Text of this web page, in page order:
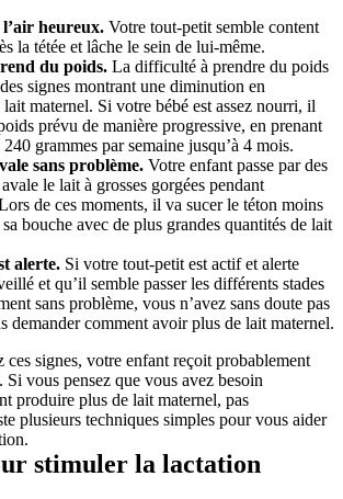
heureux. Votre tout-petit semble content
la tétée et lâche le sein de lui-même.
du poids. La difficulté à prendre du poids
signes montrant une diminution en
maternel. Si votre bébé est assez nourri, il
prévu de manière progressive, en prenant
grammes par semaine jusqu’à 4 mois.
sans problème. Votre enfant passe par des
le lait à grosses gorgées pendant
de ces moments, il va sucer le téton moins
bouche avec de plus grandes quantités de lait
alerte. Si votre tout-petit est actif et alerte
et qu’il semble passer les différents stades
sans problème, vous n’avez sans doute pas
demander comment avoir plus de lait maternel.
ces signes, votre enfant reçoit probablement
vous pensez que vous avez besoin
produire plus de lait maternel, pas
plusieurs techniques simples pour vous aider
stimuler la lactation